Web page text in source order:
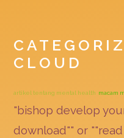
CLOUD
artikel tentang mental health macam
"bishop develop
download"" or